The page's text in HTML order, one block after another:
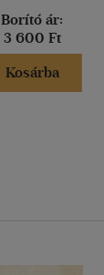
Borító ár:
3 600 Ft
Kosárba